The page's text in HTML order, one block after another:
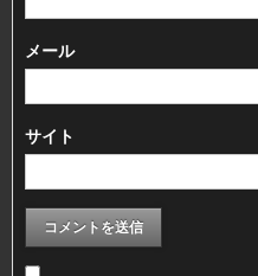
メール
サイト